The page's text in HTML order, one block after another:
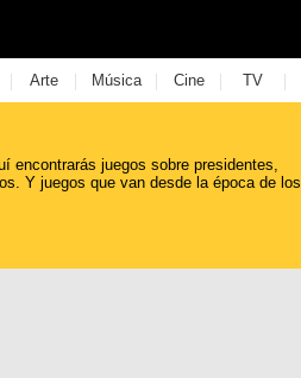
| Arte | Música | Cine | TV |
encontrarás juegos sobre presidentes,
Y juegos que van desde la época de los